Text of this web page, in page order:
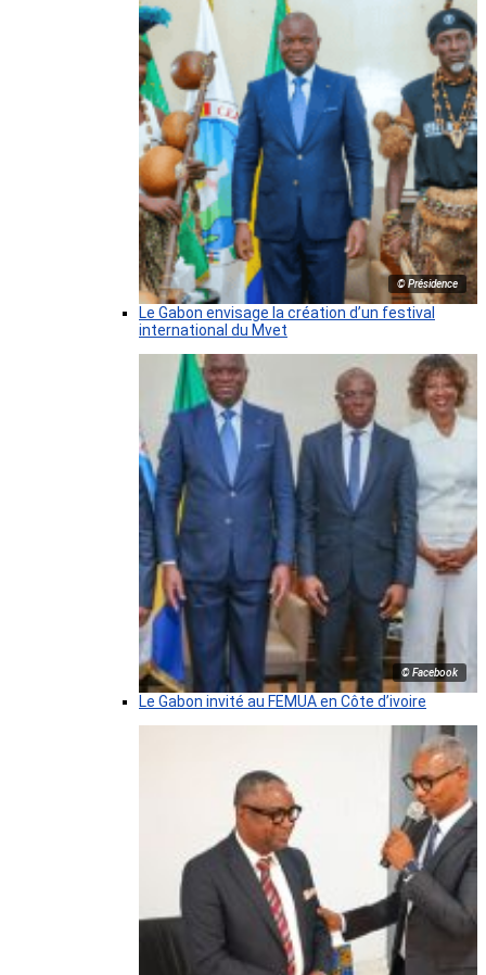
© Présidence
Le Gabon envisage la création d’un festival
international du Mvet
© Facebook
Le Gabon invité au FEMUA en Côte d’ivoire